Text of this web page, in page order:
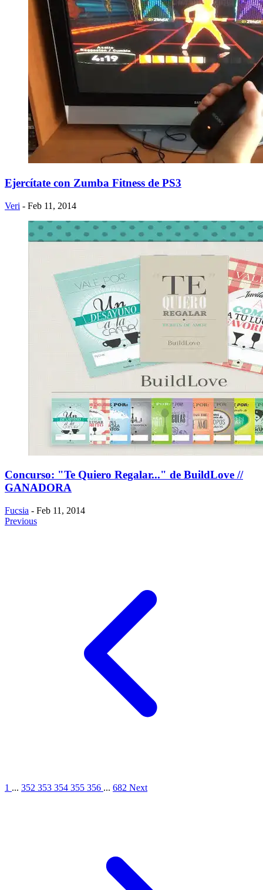
Ejercítate con Zumba Fitness de PS3
Veri - Feb 11, 2014
Concurso: "Te Quiero Regalar..." de BuildLove //
GANADORA
Fucsia - Feb 11, 2014
Previous
1 ... 352 353 354 355 356 ... 682 Next